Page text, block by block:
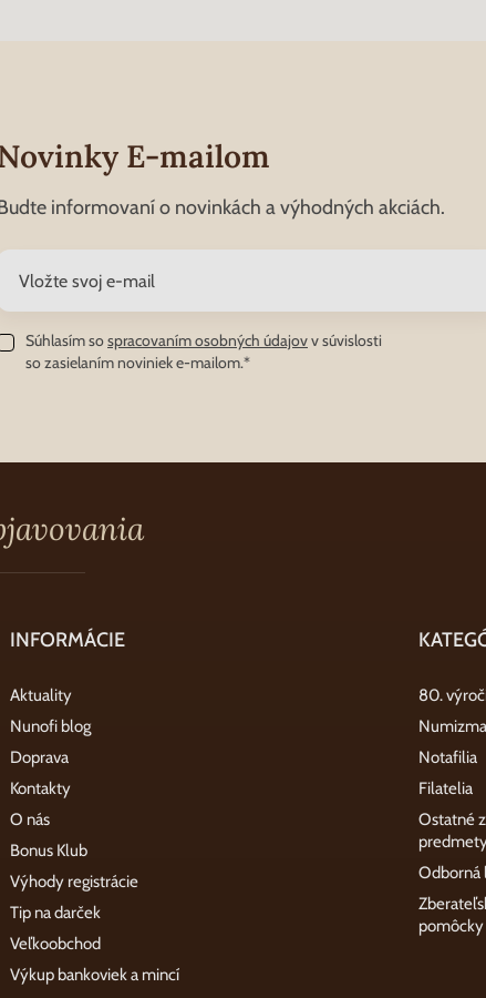
E-mailom
informovaní o novinkách a výhodných akciách.
Súhlasím sospracovaním osobných údajovv súvislosti
so zasielaním noviniek e-mailom.*
INFORMÁCIE
Aktuality
Nunofi blog
Doprava
Kontakty
O nás
Bonus Klub
Výhody registrácie
Tip na darček
Veľkoobchod
Výkup bankoviek a mincí
80.
Notafilia
Filatelia
Ostatné
Odborná
pomôcky